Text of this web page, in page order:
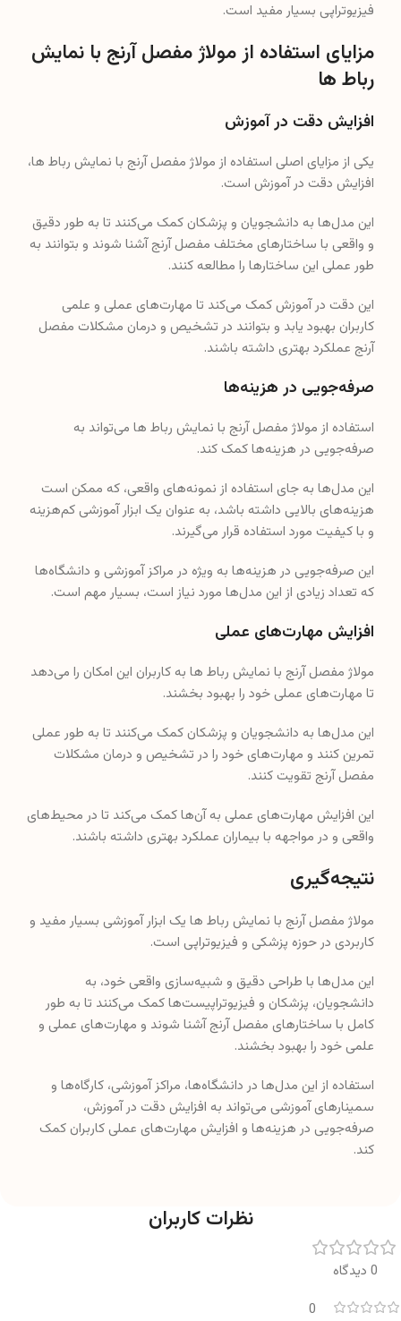
فیزیوتراپی بسیار مفید است.
مزایای استفاده از مولاژ مفصل آرنج با نمایش
رباط ها
افزایش دقت در آموزش
یکی از مزایای اصلی استفاده از مولاژ مفصل آرنج با نمایش رباط ها،
افزایش دقت در آموزش است.
این مدل‌ها به دانشجویان و پزشکان کمک می‌کنند تا به طور دقیق
و واقعی با ساختارهای مختلف مفصل آرنج آشنا شوند و بتوانند به
طور عملی این ساختارها را مطالعه کنند.
این دقت در آموزش کمک می‌کند تا مهارت‌های عملی و علمی
کاربران بهبود یابد و بتوانند در تشخیص و درمان مشکلات مفصل
آرنج عملکرد بهتری داشته باشند.
صرفه‌جویی در هزینه‌ها
استفاده از مولاژ مفصل آرنج با نمایش رباط ها می‌تواند به
صرفه‌جویی در هزینه‌ها کمک کند.
این مدل‌ها به جای استفاده از نمونه‌های واقعی، که ممکن است
هزینه‌های بالایی داشته باشد، به عنوان یک ابزار آموزشی کم‌هزینه
و با کیفیت مورد استفاده قرار می‌گیرند.
این صرفه‌جویی در هزینه‌ها به ویژه در مراکز آموزشی و دانشگاه‌ها
که تعداد زیادی از این مدل‌ها مورد نیاز است، بسیار مهم است.
افزایش مهارت‌های عملی
مولاژ مفصل آرنج با نمایش رباط ها به کاربران این امکان را می‌دهد
تا مهارت‌های عملی خود را بهبود بخشند.
این مدل‌ها به دانشجویان و پزشکان کمک می‌کنند تا به طور عملی
تمرین کنند و مهارت‌های خود را در تشخیص و درمان مشکلات
مفصل آرنج تقویت کنند.
این افزایش مهارت‌های عملی به آن‌ها کمک می‌کند تا در محیط‌های
واقعی و در مواجهه با بیماران عملکرد بهتری داشته باشند.
نتیجه‌گیری
مولاژ مفصل آرنج با نمایش رباط ها یک ابزار آموزشی بسیار مفید و
کاربردی در حوزه پزشکی و فیزیوتراپی است.
این مدل‌ها با طراحی دقیق و شبیه‌سازی واقعی خود، به
دانشجویان، پزشکان و فیزیوتراپیست‌ها کمک می‌کنند تا به طور
کامل با ساختارهای مفصل آرنج آشنا شوند و مهارت‌های عملی و
علمی خود را بهبود بخشند.
استفاده از این مدل‌ها در دانشگاه‌ها، مراکز آموزشی، کارگاه‌ها و
سمینارهای آموزشی می‌تواند به افزایش دقت در آموزش،
صرفه‌جویی در هزینه‌ها و افزایش مهارت‌های عملی کاربران کمک
کند.
نظرات کاربران
0 دیدگاه
0